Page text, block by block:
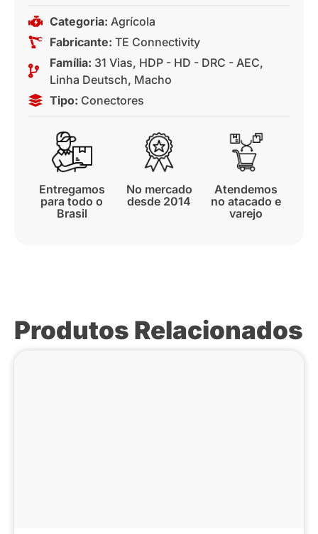
Categoria: Agrícola
Fabricante: TE Connectivity
Família: 31 Vias, HDP - HD - DRC - AEC,
Linha Deutsch, Macho
Tipo: Conectores
Entregamos
para todo o
Brasil
No mercado
desde 2014
Atendemos
no atacado e
varejo
Produtos Relacionados